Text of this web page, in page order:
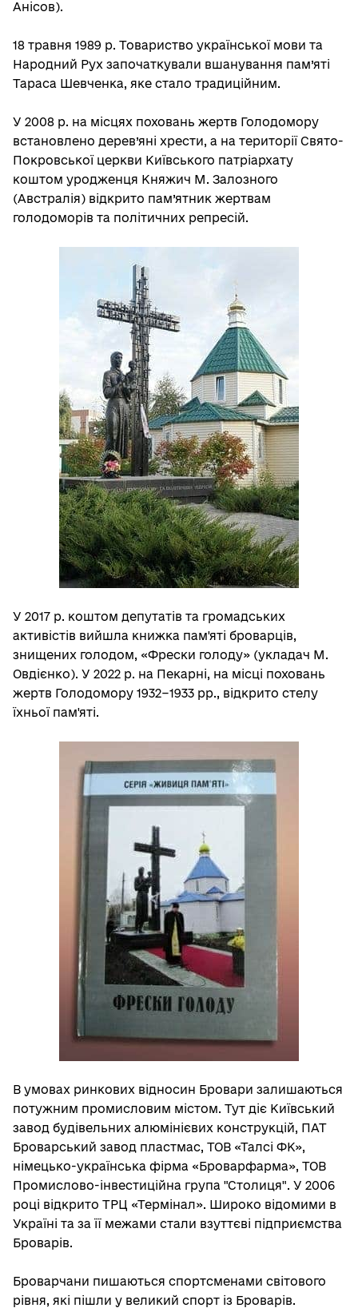
Анісов).
18 травня 1989 р. Товариство української мови та
Народний Рух започаткували вшанування пам’яті
Тараса Шевченка, яке стало традиційним.
У 2008 р. на місцях поховань жертв Голодомору
встановлено дерев’яні хрести, а на території Свято-
Покровської церкви Київського патріархату
коштом уродженця Княжич М. Залозного
(Австралія) відкрито пам’ятник жертвам
голодоморів та політичних репресій.
У 2017 р. коштом депутатів та громадських
активістів вийшла книжка пам'яті броварців,
знищених голодом, «Фрески голоду» (укладач М.
Овдієнко). У 2022 р. на Пекарні, на місці поховань
жертв Голодомору 1932−1933 рр., відкрито стелу
їхньої пам'яті.
В умовах ринкових відносин Бровари залишаються
потужним промисловим містом. Тут діє Київський
завод будівельних алюмінієвих конструкцій, ПАТ
Броварський завод пластмас, ТОВ «Талсі ФК»,
німецько-українська фірма «Броварфарма», ТОВ
Промислово-інвестиційна група "Столиця". У 2006
році відкрито ТРЦ «Термінал». Широко відомими в
Україні та за її межами стали взуттєві підприємства
Броварів.
Броварчани пишаються спортсменами світового
рівня, які пішли у великий спорт із Броварів.